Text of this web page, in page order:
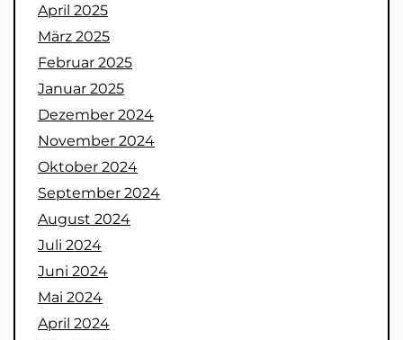
April 2025
März 2025
Februar 2025
Januar 2025
Dezember 2024
November 2024
Oktober 2024
September 2024
August 2024
Juli 2024
Juni 2024
Mai 2024
April 2024